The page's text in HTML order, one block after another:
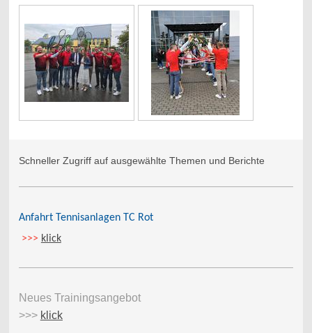
Schneller Zugriff auf ausgewählte Themen und Berichte
Anfahrt Tennisanlagen TC Rot
>>> klick
Neues Trainingsangebot
>>> klick